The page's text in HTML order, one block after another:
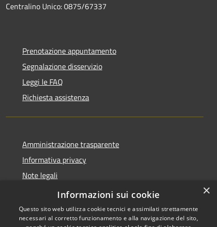
Centralino Unico: 0875/67337
Prenotazione appuntamento
Segnalazione disservizio
Leggi le FAQ
Richiesta assistenza
Amministrazione trasparente
Informativa privacy
Note legali
Dichiarazione di accessibilità
×
Informazioni sui cookie
Questo sito web utilizza cookie tecnici e assimilati strettamente
necessari al corretto funzionamento e alla navigazione del sito,